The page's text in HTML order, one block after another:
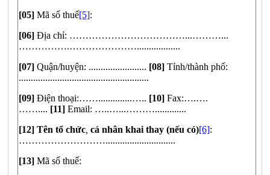
[05] Mã số thuế[5]:
[06] Địa chỉ: ………………………………...………...
…………….…………………..................
[07] Quận/huyện: ........................ [08] Tỉnh/thành phố:
......................................................
[09] Điện thoại:……..............….. [10] Fax:….….
…….... [11] Email: …..…...……….............
[12] Tên tổ chức cá nhân khai thay (nếu có)[6]:
……………………….............................
[13] Mã số thuế: